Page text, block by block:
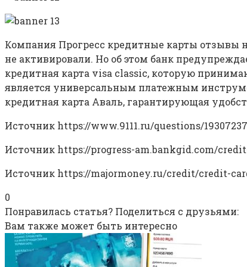
Компания Прогресс кредитные карты отзывы
не активировали. Но об этом банк
кредитная карта visa classic, которую
является универсальным платежным
кредитная карта Аваль, гарантирующая
Источник https://www.9111.ru/questions/
Источник https://progress-am.bankgid.com/
Источник https://majormoney.ru/credit/credit-
0
Понравилась статья? Поделиться с друзьями:
Вам также может быть интересно